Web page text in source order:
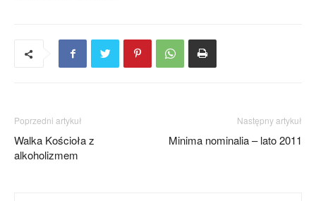
Poprzedni artykuł
Walka Kościoła z
alkoholizmem
Następny artykuł
Minima nominalia – lato 2011